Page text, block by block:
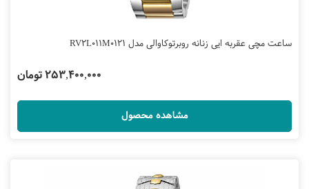
ساعت مچی عقربه ایی زنانه روبرتوکاوالی مدل RV2L011M0121
253,400,000 تومان
مشاهده محصول